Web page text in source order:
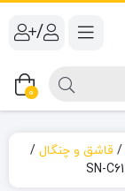
/
0
/ قاشق و چنگال /